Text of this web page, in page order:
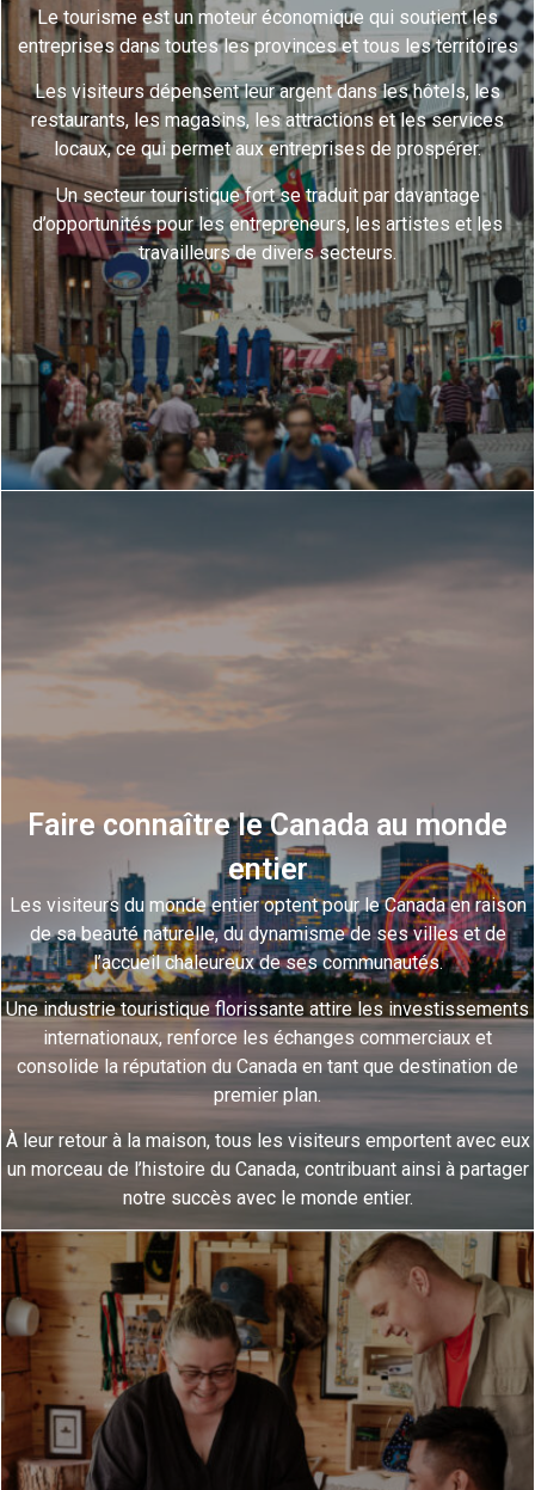
Le tourisme est un moteur économique qui soutient les
entreprises dans toutes les provinces et tous les territoires
Les visiteurs dépensent leur argent dans les hôtels, les
restaurants, les magasins, les attractions et les services
locaux, ce qui permet aux entreprises de prospérer.
Un secteur touristique fort se traduit par davantage
d’opportunités pour les entrepreneurs, les artistes et les
travailleurs de divers secteurs.
Faire connaître le Canada au monde
entier
Les visiteurs du monde entier optent pour le Canada en raison
de sa beauté naturelle, du dynamisme de ses villes et de
l’accueil chaleureux de ses communautés.
Une industrie touristique florissante attire les investissements
internationaux, renforce les échanges commerciaux et
consolide la réputation du Canada en tant que destination de
premier plan.
À leur retour à la maison, tous les visiteurs emportent avec eux
un morceau de l’histoire du Canada, contribuant ainsi à partager
notre succès avec le monde entier.